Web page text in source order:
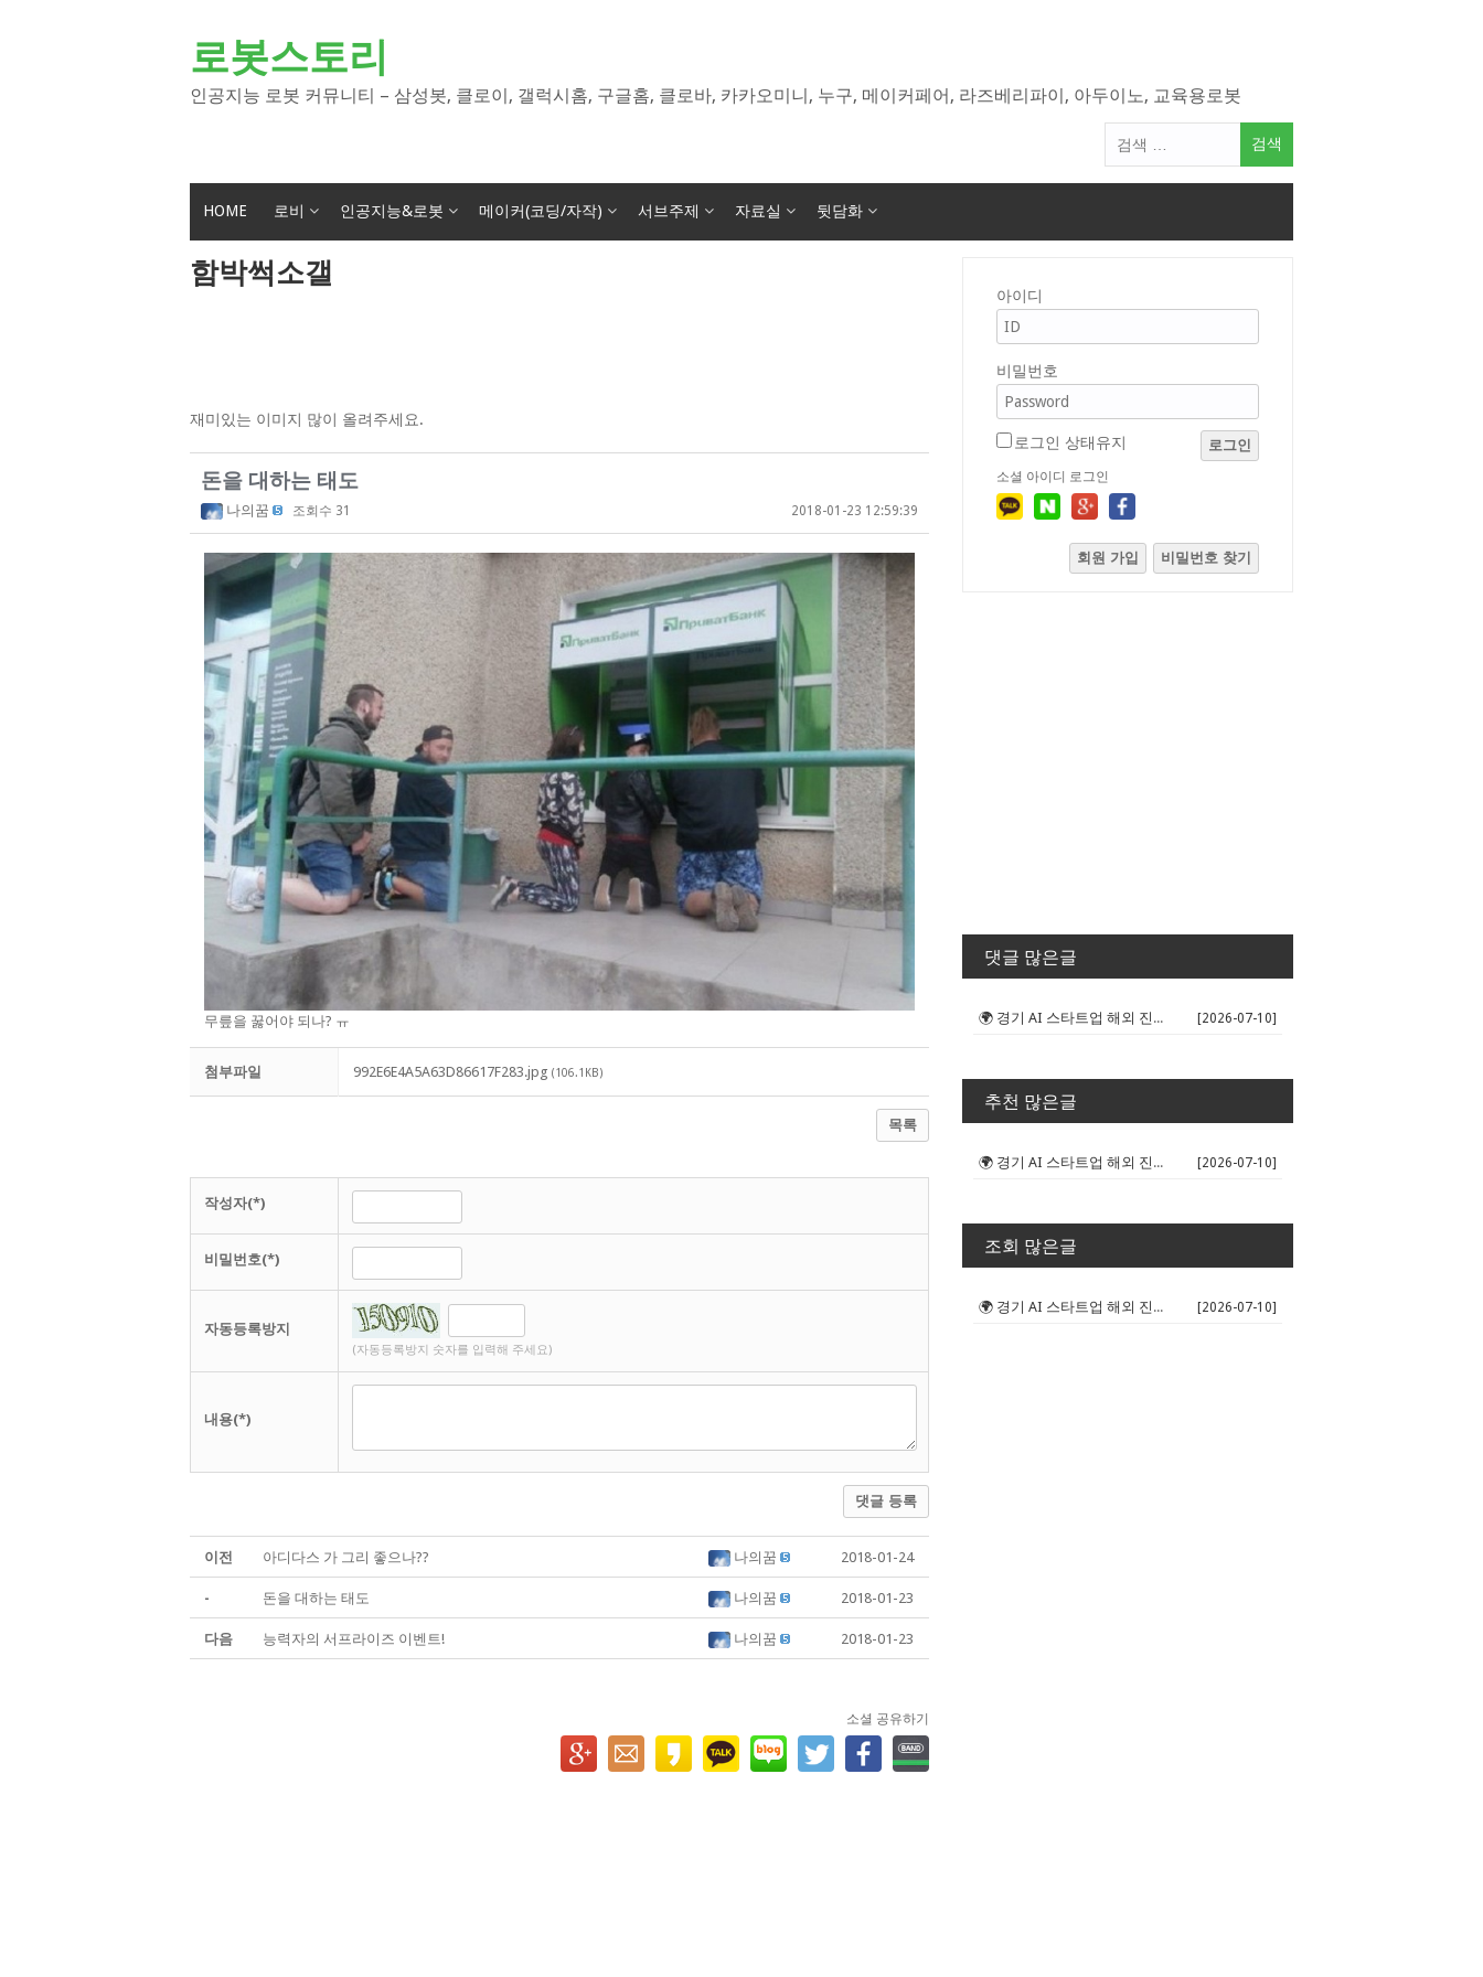
로봇스토리
인공지능 로봇 커뮤니티 – 삼성봇, 클로이, 갤럭시홈, 구글홈, 클로바, 카카오미니, 누구, 메이커페어, 라즈베리파이, 아두이노, 교육용로봇
색
HOME 로비 인공지능&로봇 메이커(코딩/자작) 서브주제 자료실 뒷담화
함박썩소갤
재미있는 이미지 많이 올려주세요.
돈을 대하는 태도
나의꿈 조회수 31 2018-01-23 12:59:39
무릎을 꿇어야 되나? ㅠ
첨부파일 992E6E4A5A63D86617F283.jpg (106.1KB)
목록
작성자(*)
비밀번호(*)
자동등록방지
(자동등록방지 숫자를 입력해 주세요)
내용(*)
댓글 등록
이전 아디다스 가 그리 좋으나?? 나의꿈 2018-01-24
- 돈을 대하는 태도 나의꿈 2018-01-23
다음 능력자의 서프라이즈 이벤트! 나의꿈 2018-01-23
소셜 공유하기
아이디
비밀번호
로그인 상태유지 로그인
소셜 아이디 로그인
회원 가입 비밀번호 찾기
댓글 많은글
🌍 경기 AI 스타트업 해외 진출 판... [2026-07-10]
추천 많은글
🌍 경기 AI 스타트업 해외 진출 판... [2026-07-10]
조회 많은글
🌍 경기 AI 스타트업 해외 진출 판... [2026-07-10]